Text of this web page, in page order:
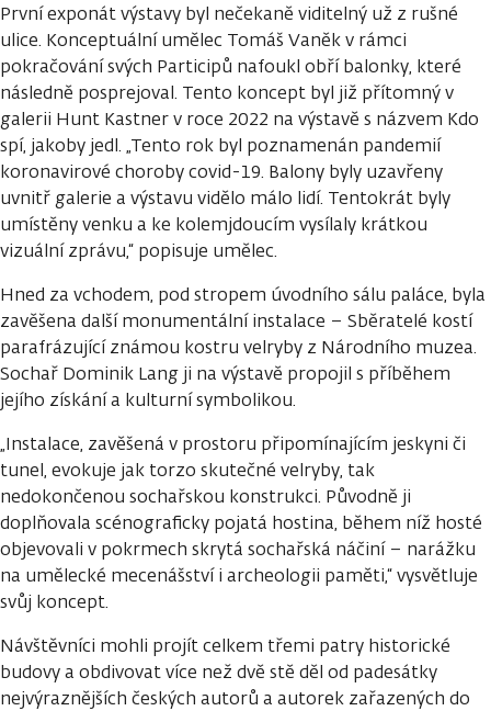
První exponát výstavy byl nečekaně viditelný už z rušné
ulice. Konceptuální umělec Tomáš Vaněk v rámci
pokračování svých Participů nafoukl obří balonky, které
následně posprejoval. Tento koncept byl již přítomný v
galerii Hunt Kastner v roce 2022 na výstavě s názvem Kdo
spí, jakoby jedl. „Tento rok byl poznamenán pandemií
koronavirové choroby covid-19. Balony byly uzavřeny
uvnitř galerie a výstavu vidělo málo lidí. Tentokrát byly
umístěny venku a ke kolemjdoucím vysílaly krátkou
vizuální zprávu,“ popisuje umělec.
Hned za vchodem, pod stropem úvodního sálu paláce, byla
zavěšena další monumentální instalace –⁠⁠⁠⁠⁠⁠ Sběratelé kostí
parafrázující známou kostru velryby z Národního muzea.
Sochař Dominik Lang ji na výstavě propojil s příběhem
jejího získání a kulturní symbolikou.
„Instalace, zavěšená v prostoru připomínajícím jeskyni či
tunel, evokuje jak torzo skutečné velryby, tak
nedokončenou sochařskou konstrukci. Původně ji
doplňovala scénograficky pojatá hostina, během níž hosté
objevovali v pokrmech skrytá sochařská náčiní – narážku
na umělecké mecenášství i archeologii paměti,“ vysvětluje
svůj koncept.
Návštěvníci mohli projít celkem třemi patry historické
budovy a obdivovat více než dvě stě děl od padesátky
nejvýraznějších českých autorů a autorek zařazených do